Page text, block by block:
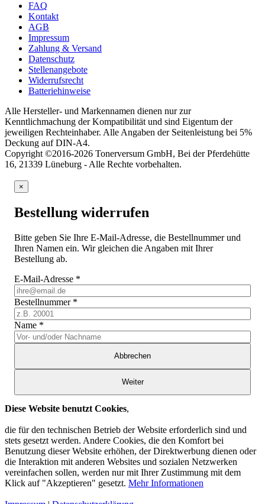
FAQ
Kontakt
AGB
Impressum
Zahlung & Versand
Datenschutz
Stellenangebote
Widerrufsrecht
Batteriehinweise
Alle Hersteller- und Markennamen dienen nur zur
Kenntlichmachung der Kompatibilität und sind Eigentum der
jeweiligen Rechteinhaber. Alle Angaben der Seitenleistung bei 5%
Deckung auf DIN-A4.
Copyright ©2016-2026 Tonerversum GmbH, Bei der Pferdehütte
16, 21339 Lüneburg - Alle Rechte vorbehalten.
×
Bestellung widerrufen
Bitte geben Sie Ihre E-Mail-Adresse, die Bestellnummer und
Ihren Namen ein. Wir gleichen die Angaben mit Ihrer
Bestellung ab.
E-Mail-Adresse *
Bestellnummer *
Name *
Abbrechen
Weiter
Diese Website benutzt Cookies,
die für den technischen Betrieb der Website erforderlich sind und
stets gesetzt werden. Andere Cookies, die den Komfort bei
Benutzung dieser Website erhöhen, der Direktwerbung dienen oder
die Interaktion mit anderen Websites und sozialen Netzwerken
vereinfachen sollen, werden nur mit Ihrer Zustimmung mit dem
Klick auf "Akzeptieren" gesetzt. Mehr Informationen